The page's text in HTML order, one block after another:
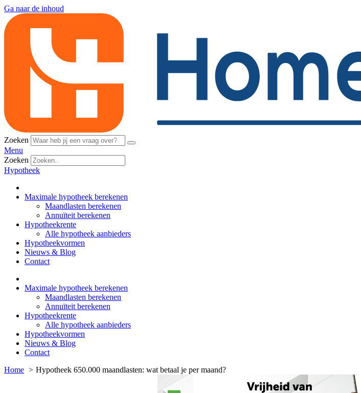
Ga naar de inhoud
Zoeken
Menu
Zoeken
Hypotheek
Maximale hypotheek berekenen
Maandlasten berekenen
Annuïteit berekenen
Hypotheekrente
Alle hypotheek aanbieders
Hypotheekvormen
Nieuws & Blog
Contact
Maximale hypotheek berekenen
Maandlasten berekenen
Annuïteit berekenen
Hypotheekrente
Alle hypotheek aanbieders
Hypotheekvormen
Nieuws & Blog
Contact
Home
Hypotheek 650.000 maandlasten: wat betaal je per maand?